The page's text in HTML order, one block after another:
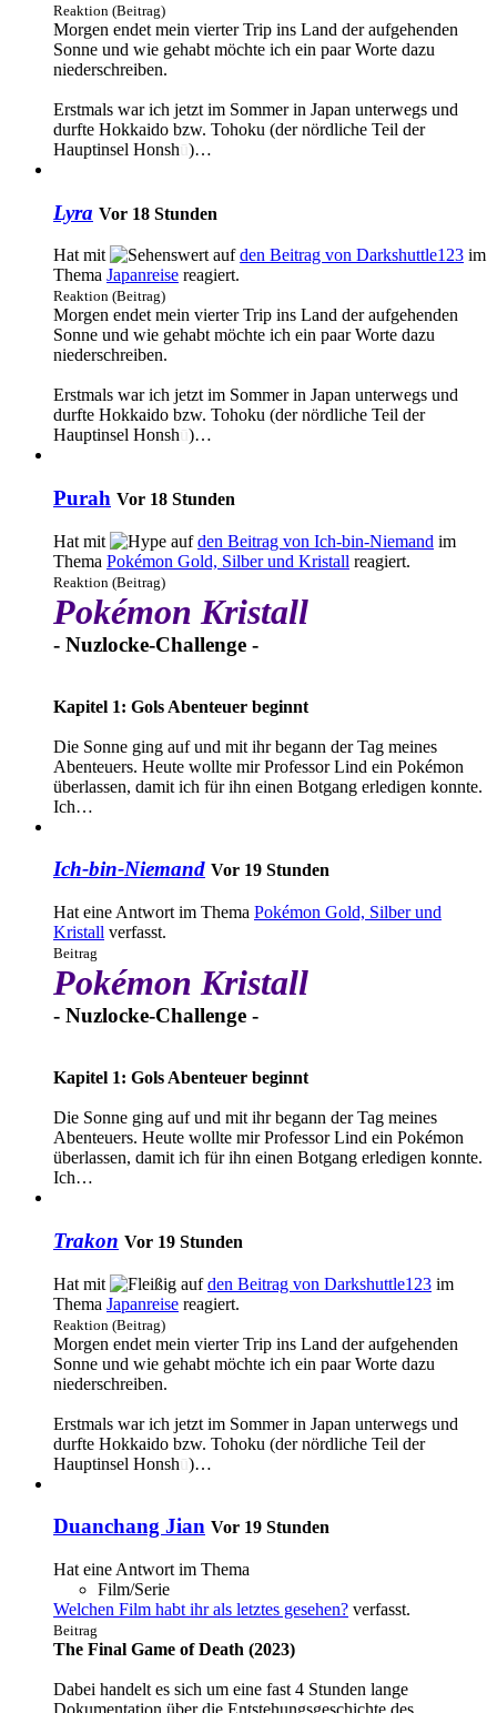
Reaktion (Beitrag)
Morgen endet mein vierter Trip ins Land der aufgehenden
Sonne und wie gehabt möchte ich ein paar Worte dazu
niederschreiben.
Erstmals war ich jetzt im Sommer in Japan unterwegs und
durfte Hokkaido bzw. Tohoku (der nördliche Teil der
Hauptinsel Honsh )…
Lyra Vor 18 Stunden
Hat mit aufden Beitrag von Darkshuttle123 im
Thema Japanreise reagiert.
Reaktion (Beitrag)
Morgen endet mein vierter Trip ins Land der aufgehenden
Sonne und wie gehabt möchte ich ein paar Worte dazu
niederschreiben.
Erstmals war ich jetzt im Sommer in Japan unterwegs und
durfte Hokkaido bzw. Tohoku (der nördliche Teil der
Hauptinsel Honsh )…
Purah Vor 18 Stunden
Hat mit aufden Beitrag von Ich-bin-Niemand im
Thema Pokémon Gold, Silber und Kristall reagiert.
Reaktion (Beitrag)
Pokémon Kristall
- Nuzlocke-Challenge -
Kapitel 1: Gols Abenteuer beginnt
Die Sonne ging auf und mit ihr begann der Tag meines
Abenteuers. Heute wollte mir Professor Lind ein Pokémon
überlassen, damit ich für ihn einen Botgang erledigen konnte.
Ich…
Ich-bin-Niemand Vor 19 Stunden
Hat eine Antwort im Thema Pokémon Gold, Silber und
Kristall verfasst.
Beitrag
Pokémon Kristall
- Nuzlocke-Challenge -
Kapitel 1: Gols Abenteuer beginnt
Die Sonne ging auf und mit ihr begann der Tag meines
Abenteuers. Heute wollte mir Professor Lind ein Pokémon
überlassen, damit ich für ihn einen Botgang erledigen konnte.
Ich…
Trakon Vor 19 Stunden
Hat mit aufden Beitrag von Darkshuttle123 im
Thema Japanreise reagiert.
Reaktion (Beitrag)
Morgen endet mein vierter Trip ins Land der aufgehenden
Sonne und wie gehabt möchte ich ein paar Worte dazu
niederschreiben.
Erstmals war ich jetzt im Sommer in Japan unterwegs und
durfte Hokkaido bzw. Tohoku (der nördliche Teil der
Hauptinsel Honsh )…
Duanchang Jian Vor 19 Stunden
Hat eine Antwort im Thema
Film/Serie
Welchen Film habt ihr als letztes gesehen? verfasst.
Beitrag
The Final Game of Death (2023)
Dabei handelt es sich um eine fast 4 Stunden lange
Dokumentation über die Entstehungsgeschichte des